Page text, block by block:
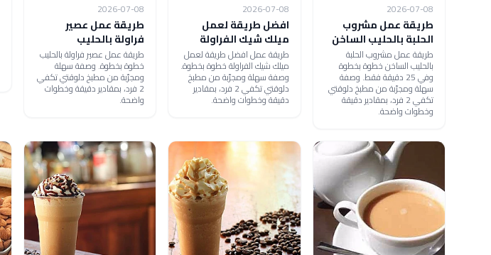
2026-07-08
طريقة عمل مشروب
الحلبة بالحليب الساخن
طريقة عمل مشروب الحلبة
بالحليب الساخن خطوة بخطوة
وفي 25 دقيقة فقط. وصفة
سهلة ومجرّبة من مطبخ دلوقتي
تكفي 2 فرد، بمقادير دقيقة
وخطوات واضحة.
2026-07-08
افضل طريقة لعمل
ميلك شيك الفراولة
طريقة عمل افضل طريقة لعمل
ميلك شيك الفراولة خطوة بخطوة.
وصفة سهلة ومجرّبة من مطبخ
دلوقتي تكفي 2 فرد، بمقادير
دقيقة وخطوات واضحة.
2026-07-08
طريقة عمل عصير
فراولة بالحليب
طريقة عمل عصير فراولة بالحليب
خطوة بخطوة. وصفة سهلة
ومجرّبة من مطبخ دلوقتي تكفي
2 فرد، بمقادير دقيقة وخطوات
واضحة.